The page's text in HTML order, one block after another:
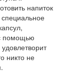
напиток
помощью
никто не